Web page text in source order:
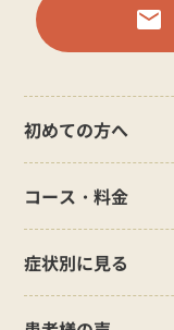
初めての方へ
コース・料金
症状別に見る